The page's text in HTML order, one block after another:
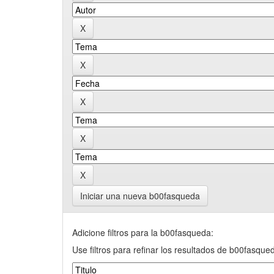
Iniciar una nueva b00fasqueda
Adicione filtros para la b00fasqueda:
Use filtros para refinar los resultados de